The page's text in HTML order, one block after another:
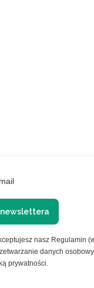
newslettera
nasz Regulamin
danych
prywatności.